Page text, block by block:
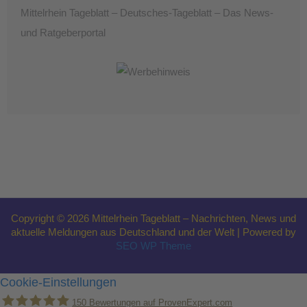
Mittelrhein Tageblatt – Deutsches-Tageblatt – Das News-
und Ratgeberportal
Copyright © 2026 Mittelrhein Tageblatt – Nachrichten, News und
aktuelle Meldungen aus Deutschland und der Welt | Powered by
SEO WP Theme
Cookie-Einstellungen
150 Bewertungen auf ProvenExpert.com